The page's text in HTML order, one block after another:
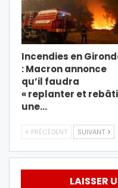
Incendies en
: Macron annonce
qu’il faudra
« replanter et
une…
PRÉCÉDENT SUIVANT
LAISSER